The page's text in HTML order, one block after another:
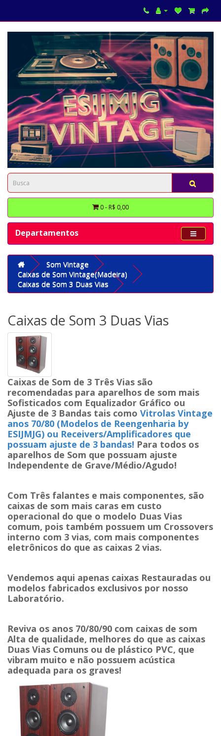
0 - R$ 0,00
Departamentos
Som Vintage
Caixas de Som Vintage(Madeira)
Caixas de Som 3 Duas Vias
Caixas de Som 3 Duas Vias
Caixas de Som de 3 Três Vias são
recomendadas para aparelhos de som mais
Sofisticados com Equalizador Gráfico ou
Ajuste de 3 Bandas tais como Vitrolas Vintage
anos 70/80 (Modelos de Reengenharia by
ESIJMJG) ou Receivers/Amplificadores que
possuam ajuste de 3 bandas! Para todos os
aparelhos de Som que possuam ajuste
Independente de Grave/Médio/Agudo!
Com Três falantes e mais componentes, são
caixas de som mais caras em custo
operacional do que o modelo Duas Vias
comum, pois também possuem um Crossovers
interno com 3 vias, com mais componentes
eletrônicos do que as caixas 2 vias.
Vendemos aqui apenas caixas Restauradas ou
modelos fabricados exclusivos por nosso
Laboratório.
Reviva os anos 70/80/90 com caixas de som
Alta de qualidade, melhores do que as caixas
Duas Vias Comuns ou de plástico PVC, que
vibram muito e não possuem acústica
adequada para os graves!